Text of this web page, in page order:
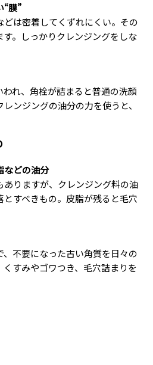
“膜”
は密着してくずれにくい。その
。しっかりクレンジングをしな
れ、角栓が詰まると普通の洗顔
ンジングの油分の力を使うと、
などの油分
りますが、クレンジング料の油
すべきもの。皮脂が残ると毛穴
不要になった古い角質を日々の
すみやゴワつき、毛穴詰まりを